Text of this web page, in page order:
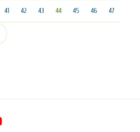
41 42 43 44(текущая)
45 46 47